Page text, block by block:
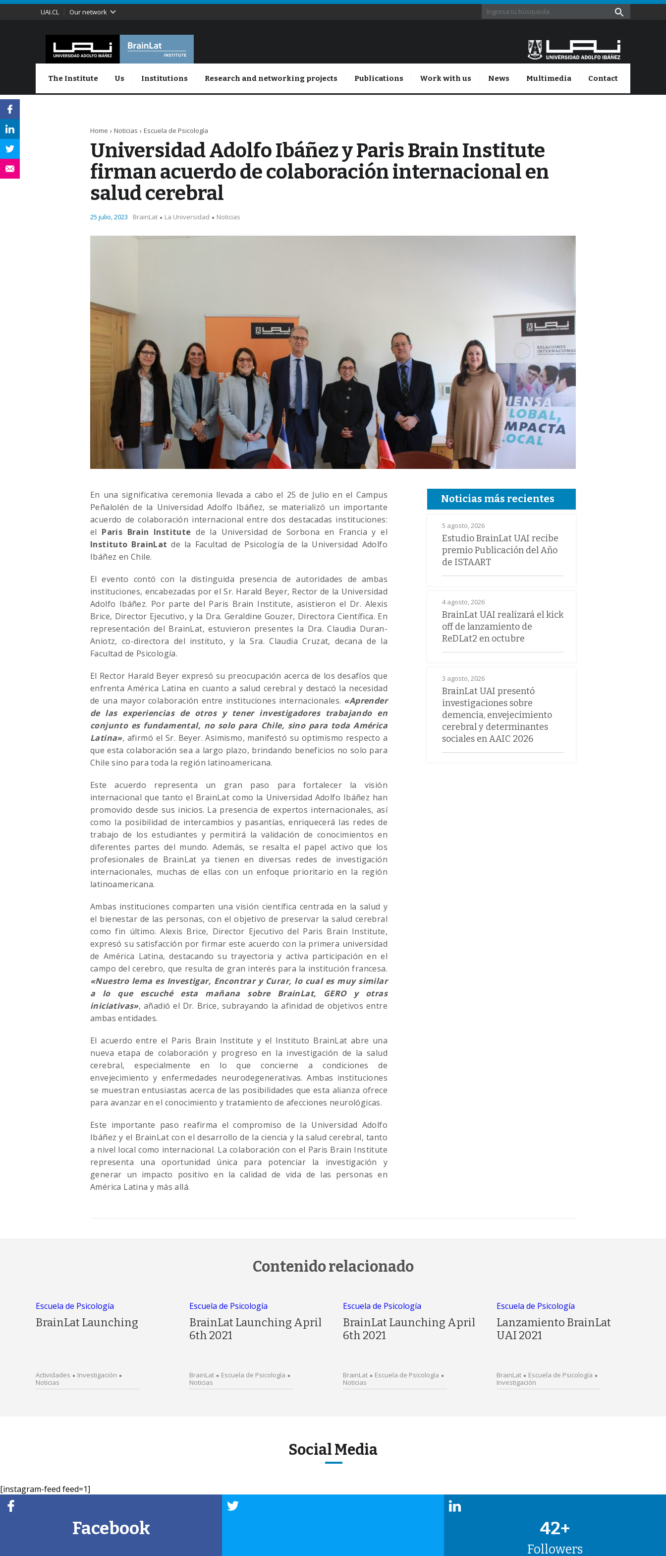
UAI.CL Our network
The Institute Us Institutions Research and networking projects Publications Work with us News Multimedia Contact
Home Noticias Escuela de Psicología
Universidad Adolfo Ibáñez y Paris Brain Institute
firman acuerdo de colaboración internacional en
salud cerebral
25 julio, 2023 BrainLat La Universidad Noticias
En una significativa ceremonia llevada a cabo el 25 de Julio en el Campus
Peñalolén de la Universidad Adolfo Ibáñez, se materializó un importante
acuerdo de colaboración internacional entre dos destacadas instituciones:
el Paris Brain Institutede la Universidad de Sorbona en Francia y el
Instituto BrainLat de la Facultad de Psicología de la Universidad Adolfo
Ibáñez en Chile.
El evento contó con la distinguida presencia de autoridades de ambas
instituciones, encabezadas por el Sr. Harald Beyer, Rector de la Universidad
Adolfo Ibáñez. Por parte del Paris Brain Institute, asistieron el Dr. Alexis
Brice, Director Ejecutivo, y la Dra. Geraldine Gouzer, Directora Científica. En
representación del BrainLat, estuvieron presentes la Dra. Claudia Duran-
Aniotz, co-directora del instituto, y la Sra. Claudia Cruzat, decana de la
Facultad de Psicología.
El Rector Harald Beyer expresó su preocupación acerca de los desafíos que
enfrenta América Latina en cuanto a salud cerebral y destacó la necesidad
de una mayor colaboración entre instituciones internacionales. «Aprender
de las experiencias de otros y tener investigadores trabajando en
conjunto es fundamental, no solo para Chile, sino para toda América
Latina», afirmó el Sr. Beyer. Asimismo, manifestó su optimismo respecto a
que esta colaboración sea a largo plazo, brindando beneficios no solo para
Chile sino para toda la región latinoamericana.
Este acuerdo representa un gran paso para fortalecer la visión
internacional que tanto el BrainLat como la Universidad Adolfo Ibáñez han
promovido desde sus inicios. La presencia de expertos internacionales, así
como la posibilidad de intercambios y pasantías, enriquecerá las redes de
trabajo de los estudiantes y permitirá la validación de conocimientos en
diferentes partes del mundo. Además, se resalta el papel activo que los
profesionales de BrainLat ya tienen en diversas redes de investigación
internacionales, muchas de ellas con un enfoque prioritario en la región
latinoamericana.
Ambas instituciones comparten una visión científica centrada en la salud y
el bienestar de las personas, con el objetivo de preservar la salud cerebral
como fin último. Alexis Brice, Director Ejecutivo del Paris Brain Institute,
expresó su satisfacción por firmar este acuerdo con la primera universidad
de América Latina, destacando su trayectoria y activa participación en el
campo del cerebro, que resulta de gran interés para la institución francesa.
«Nuestro lema es Investigar, Encontrar y Curar, lo cual es muy similar
a lo que escuché esta mañana sobre BrainLat, GERO y otras
iniciativas», añadió el Dr. Brice, subrayando la afinidad de objetivos entre
ambas entidades.
El acuerdo entre el Paris Brain Institute y el Instituto BrainLat abre una
nueva etapa de colaboración y progreso en la investigación de la salud
cerebral, especialmente en lo que concierne a condiciones de
envejecimiento y enfermedades neurodegenerativas. Ambas instituciones
se muestran entusiastas acerca de las posibilidades que esta alianza ofrece
para avanzar en el conocimiento y tratamiento de afecciones neurológicas.
Este importante paso reafirma el compromiso de la Universidad Adolfo
Ibáñez y el BrainLat con el desarrollo de la ciencia y la salud cerebral, tanto
a nivel local como internacional. La colaboración con el Paris Brain Institute
representa una oportunidad única para potenciar la investigación y
generar un impacto positivo en la calidad de vida de las personas en
América Latina y más allá.
Noticias más recientes
5 agosto, 2026
Estudio BrainLat UAI recibe
premio Publicación del Año
de ISTAART
4 agosto, 2026
BrainLat UAI realizará el kick
off de lanzamiento de
ReDLat2 en octubre
3 agosto, 2026
BrainLat UAI presentó
investigaciones sobre
demencia, envejecimiento
cerebral y determinantes
sociales en AAIC 2026
Contenido relacionado
Escuela de Psicología
BrainLat Launching
Actividades
Investigación
Noticias
Escuela de Psicología
BrainLat Launching April
6th 2021
BrainLat
Escuela de Psicología
Noticias
Escuela de Psicología
BrainLat Launching April
6th 2021
BrainLat
Escuela de Psicología
Noticias
Escuela de Psicología
Lanzamiento BrainLat
UAI 2021
BrainLat
Escuela de Psicología
Investigación
Social Media
[instagram-feed feed=1]
Facebook 42+
Followers